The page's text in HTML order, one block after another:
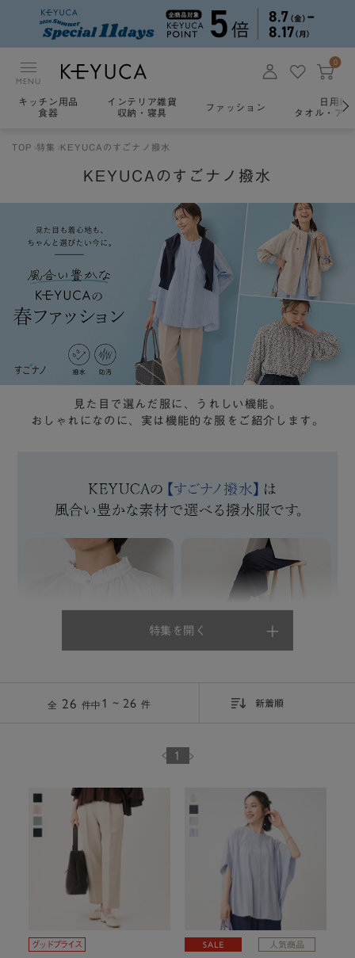
MENU
0
キッチン用品
食器
インテリア雑貨
収納・寝具
ファッション
日用雑
タオル・ア
TOP 特集 KEYUCAのすごナノ撥水
KEYUCAのすごナノ撥水
見た目で選んだ服に、うれしい機能。
おしゃれになのに、実は機能的な服をご紹介します。
特集を開く ＋
全 26 件中1 ~ 26 件
1
新着順